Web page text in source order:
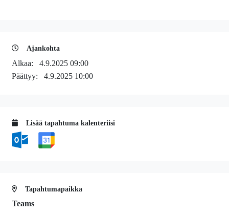
Ajankohta
Alkaa: 4.9.2025 09:00
Päättyy: 4.9.2025 10:00
Lisää tapahtuma kalenteriisi
Tapahtumapaikka
Teams